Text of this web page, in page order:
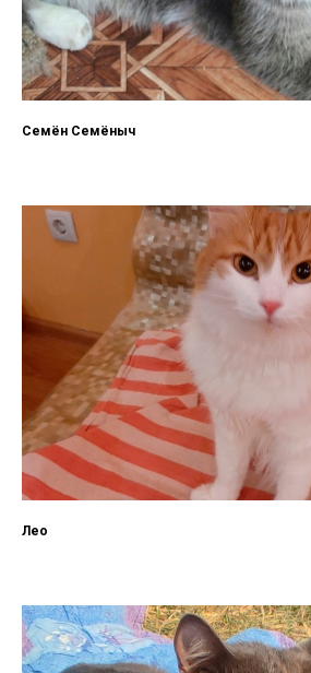
Семён Семёныч
Лео